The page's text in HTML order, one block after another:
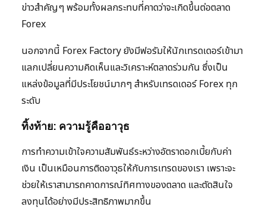
ข่าวสำคัญๆ พร้อมทั้งผลกระทบที่คาดว่าจะเกิดขึ้นต่อตลาด
Forex
นอกจากนี้ Forex Factory ยังมีฟอรัมให้นักเทรดเดอร์เข้ามา
แลกเปลี่ยนความคิดเห็นและวิเคราะห์ตลาดร่วมกัน ซึ่งเป็น
แหล่งข้อมูลที่มีประโยชน์มากๆ สำหรับเทรดเดอร์ Forex ทุก
ระดับ
ทิ้งท้าย: ความรู้คืออาวุธ
การทำความเข้าใจความสัมพันธ์ระหว่างอัตราดอกเบี้ยกับค่า
เงิน เป็นเหมือนการติดอาวุธให้กับการเทรดของเรา เพราะจะ
ช่วยให้เราสามารถคาดการณ์ทิศทางของตลาด และตัดสินใจ
ลงทุนได้อย่างมีประสิทธิภาพมากขึ้น